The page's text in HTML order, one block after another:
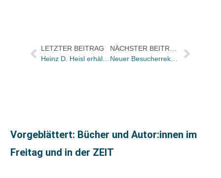
LETZTER BEITRAG
Heinz D. Heisl erhält Esslinger Literaturpreis
NÄCHSTER BEITRAG
Neuer Besucherrekord in Frankfurt: 5,6 Prozent Besucher mehr als im Vorjahr
Vorgeblättert: Bücher und Autor:innen im
Freitag und in der ZEIT